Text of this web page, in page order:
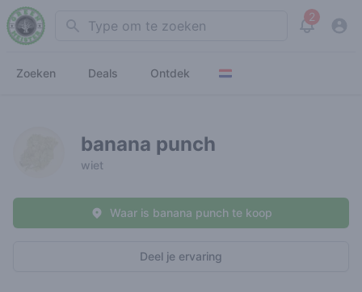
Search 2
View
Zoeken Deals Ontdek
banana punch
wiet
Deel je ervaring
Waar is banana punch te koop